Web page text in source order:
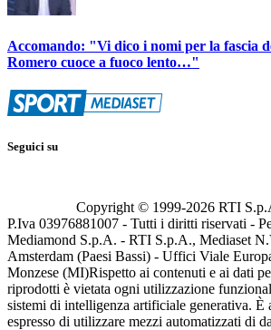
Accomando: "Vi dico i nomi per la fascia
Romero cuoce a fuoco lento…"
Seguici su
Copyright © 1999-2026 RTI
P.Iva 03976881007 - Tutti i diritti riservati -
Mediamond S.p.A. - RTI S.p.A., Mediaset
Amsterdam (Paesi Bassi) - Uffici Viale
Monzese (MI)Rispetto ai contenuti e ai dati
riprodotti è vietata ogni utilizzazione
sistemi di intelligenza artificiale generativa. È
espresso di utilizzare mezzi automatizzati di